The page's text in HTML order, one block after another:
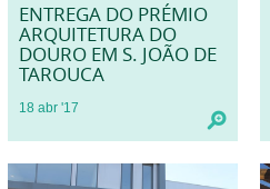
ENTREGA DO PRÉMIO
ARQUITETURA DO
DOURO EM S. JOÃO DE
TAROUCA
18 abr '17